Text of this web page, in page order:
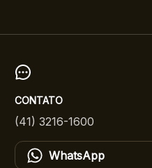
CONTATO
(41) 3216-1600
WhatsApp